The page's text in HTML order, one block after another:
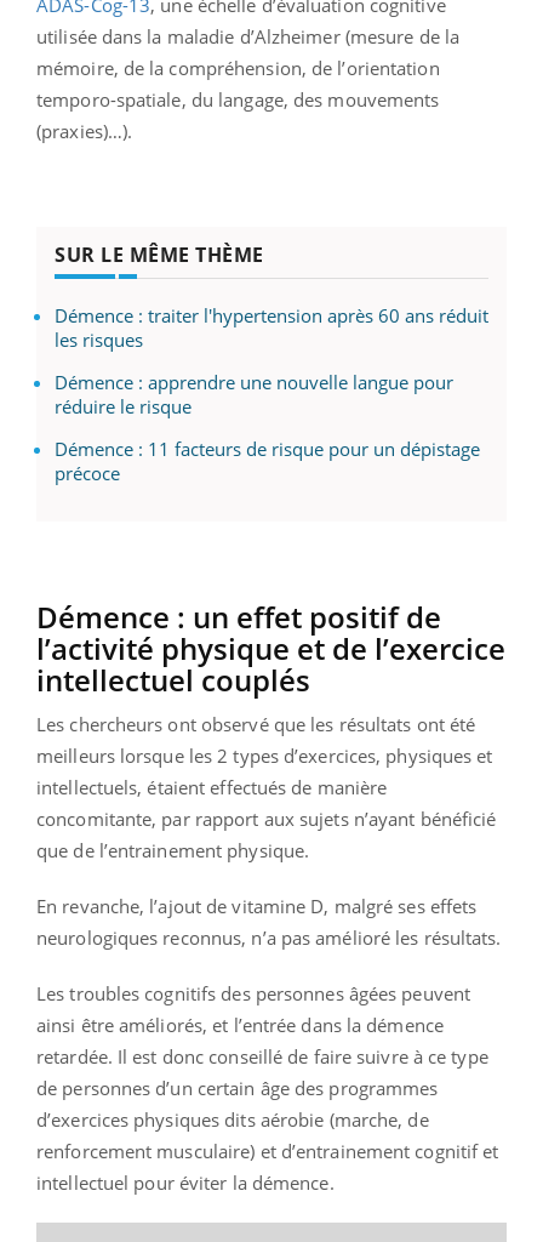
utilisée dans la maladie d’Alzheimer (mesure de la
mémoire, de la compréhension, de l’orientation
temporo-spatiale, du langage, des mouvements
(praxies)…).
SUR LE MÊME THÈME
Démence : traiter l'hypertension après 60 ans réduit
les risques
Démence : apprendre une nouvelle langue pour
réduire le risque
Démence : 11 facteurs de risque pour un dépistage
précoce
Démence : un effet positif de
l’activité physique et de l’exercice
intellectuel couplés
Les chercheurs ont observé que les résultats ont été
meilleurs lorsque les 2 types d’exercices, physiques et
intellectuels, étaient effectués de manière
concomitante, par rapport aux sujets n’ayant bénéficié
que de l’entrainement physique.
En revanche, l’ajout de vitamine D, malgré ses effets
neurologiques reconnus, n’a pas amélioré les résultats.
Les troubles cognitifs des personnes âgées peuvent
ainsi être améliorés, et l’entrée dans la démence
retardée. Il est donc conseillé de faire suivre à ce type
de personnes d’un certain âge des programmes
d’exercices physiques dits aérobie (marche, de
renforcement musculaire) et d’entrainement cognitif et
intellectuel pour éviter la démence.